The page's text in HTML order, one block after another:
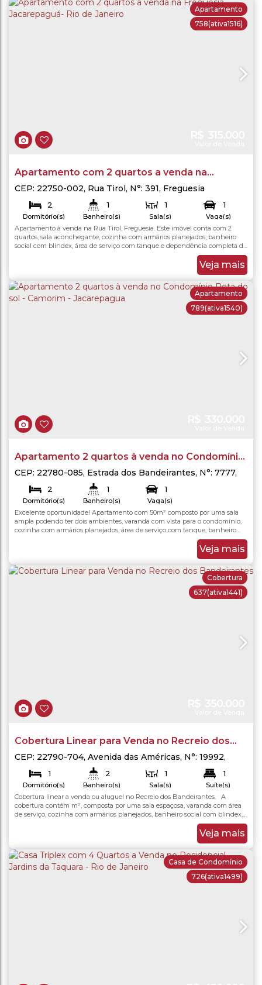
758(ativa1516)
Apartamento
Apartamento com 2 quartos a venda na
Freguesia - Jacarepaguá- Rio de Janeiro
CEP: 22750-002, Rua Tirol , N°: 391, Freguesia
Rio de Janeiro
2
Dormitório(s)
1
Banheiro(s)
1
Sala(s)
Total:62 .00m²
1
Vaga(s)
Útil:62.00m²
Apartamento à venda na Rua Tirol, Freguesia. Este imóvel conta com 2
quartos, sala aconchegante, cozinha com armários planejados, banheiro
social com blindex, área de serviço com tanque e dependência completa de
funcionários. Possui ainda uma vaga de garagem e recebe sol passante,
garantindo luminosidade e boa ventilação natural. O condomínio oferece
Veja mais
789(ativa1540)
Apartamento
Apartamento 2 quartos à venda no Condomínio
Rota do sol - Camorim - Jacarepagua
CEP: 22780-085, Estrada dos Bandeirantes, N°: 7777,
Rio de Janeiro
2
Dormitório(s)
1
Banheiro(s)
Total:50.00m²
1
Vaga(s)
Útil:50.00m²
Excelente oportunidade! Apartamento com 50m² composto por uma sala
ampla podendo ter dois ambientes, varanda com vista para o condomínio,
cozinha com armários planejados, área de serviço com tanque, banheiro
social com blindex, 2 quartos, com direito a uma vaga na garagem. O imóvel
é aconchegante e conta com uma estrutura funcional, perfeito para o dia a
Veja mais
637(ativa1441)
Cobertura
Cobertura Linear para Venda no Recreio dos
Bandeirantes
CEP: 22790-704, Avenida das Américas, N°: 19992,
Recreio dos Bandeirantes
Janeiro
,Brasil
1
Dormitório(s)
2
Banheiro(s)
1
Sala(s)
1
Suíte(s)
Total:56.48m²
1
Vaga(s)
Útil:56.48m²
Cobertura linear a venda ou aluguel no Recreio dos Bandeirantes. A
cobertura contém m², composta por uma sala espaçosa, varanda com área
de serviço, cozinha com armários planejados, banheiro social com blindex,
um quarto com uma suíte, área externa com espaço gourmet com
churrasqueira. Com direito a uma vaga na garagem. O prédio estáVeja mais
726(ativa1499)
Casa de Condomínio